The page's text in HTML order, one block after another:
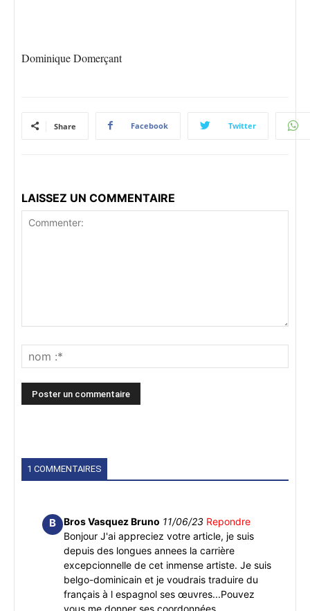
Dominique Domerçant
Share Facebook Twitter
LAISSEZ UN COMMENTAIRE
1 COMMENTAIRES
B Bros Vasquez Bruno 11/06/23 Repondre
Bonjour J'ai appreciez votre article, je suis
depuis des longues annees la carrière
excepcionnelle de cet inmense artiste. Je suis
belgo-dominicain et je voudrais traduire du
français à l espagnol ses œuvres...Pouvez
vous me donner ses coordonnées,